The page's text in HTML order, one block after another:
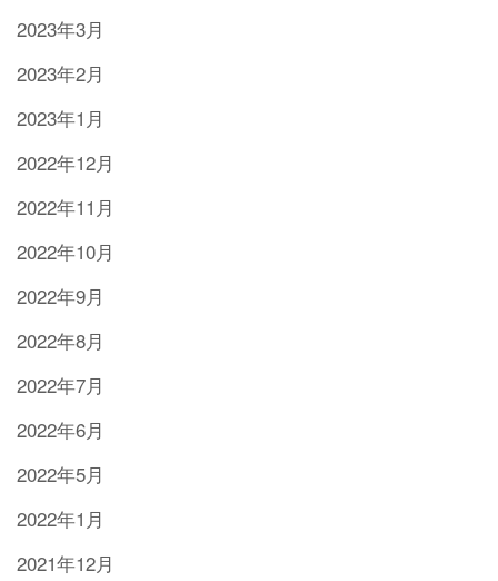
2023年3月
2023年2月
2023年1月
2022年12月
2022年11月
2022年10月
2022年9月
2022年8月
2022年7月
2022年6月
2022年5月
2022年1月
2021年12月